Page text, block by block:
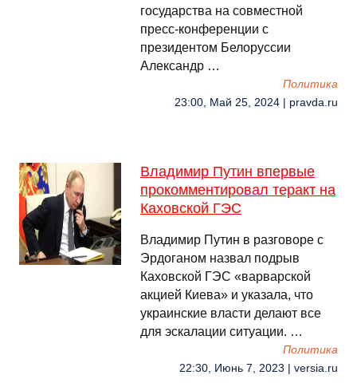
государства на совместной
пресс-конференции с
президентом Белоруссии
Александр …
Политика
23:00, Май 25, 2024 | pravda.ru
Владимир Путин впервые
прокомментировал теракт на
Каховской ГЭС
Владимир Путин в разговоре с
Эрдоганом назвал подрыв
Каховской ГЭС «варварской
акцией Киева» и указала, что
украинские власти делают все
для эскалации ситуации. …
Политика
22:30, Июнь 7, 2023 | versia.ru